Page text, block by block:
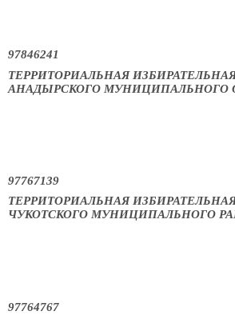
97846241
ТЕРРИТОРИАЛЬНАЯ
АНАДЫРСКОГО МУНИЦИПАЛЬНОГО
97767139
ТЕРРИТОРИАЛЬНАЯ
ЧУКОТСКОГО МУНИЦИПАЛЬНОГО
97764767